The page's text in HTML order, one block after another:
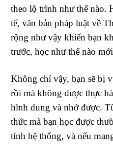
theo lộ trình như thế nào.
tế, văn bản pháp luật về
rộng như vậy khiến bạn
trước, học như thế nào
Không chỉ vậy, bạn sẽ bị
rồi mà không được thực
hình dung và nhớ được.
thức mà bạn học được
tính hệ thống, và nếu